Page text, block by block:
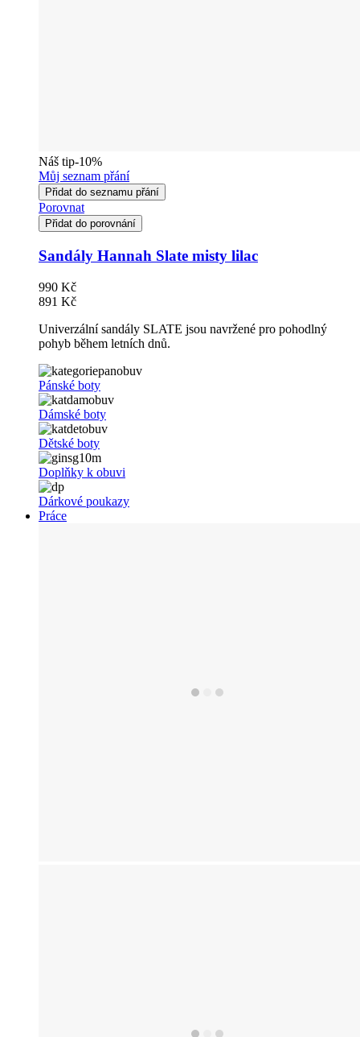
Náš tip-10%
Můj seznam přání
Přidat do seznamu přání
Porovnat
Přidat do porovnání
Sandály Hannah Slate misty lilac
990 Kč
891 Kč
Univerzální sandály SLATE jsou navržené pro pohodlný
pohyb během letních dnů.
Pánské boty
Dámské boty
Dětské boty
Doplňky k obuvi
Dárkové poukazy
Práce